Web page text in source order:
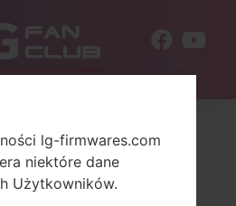
lg-firmwares.com
niektóre dane
Użytkowników.